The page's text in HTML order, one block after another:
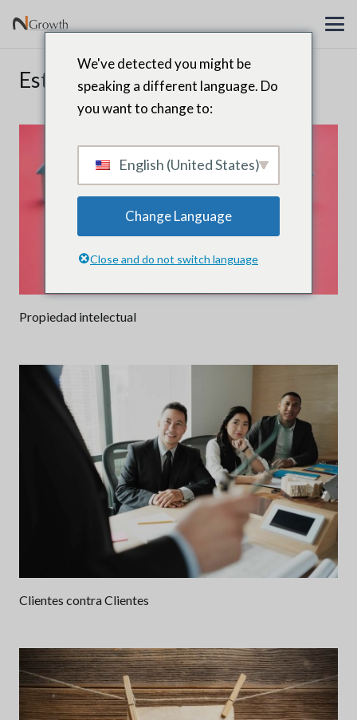
Estrategia
Propiedad intelectual
Clientes contra Clientes
We've detected you might be
speaking a different language. Do
you want to change to:
English (United States)
Change Language
Close and do not switch language